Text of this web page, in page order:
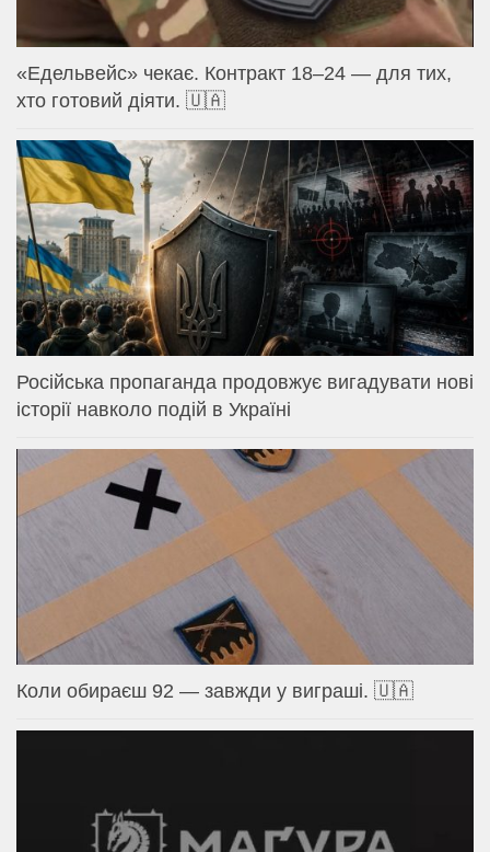
«Едельвейс» чекає. Контракт 18–24 — для тих,
хто готовий діяти. 🇺🇦
Російська пропаганда продовжує вигадувати нові
історії навколо подій в Україні
Коли обираєш 92 — завжди у виграші. 🇺🇦